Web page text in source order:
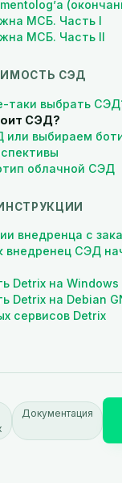
МСБ. Часть I
МСБ. Часть II
СЭД
таки выбрать
СЭД?
или выбираем
облачной СЭД
внедренца с
внедренец СЭД
Detrix на Windows
Detrix на Debian
сервисов Detrix
Документация